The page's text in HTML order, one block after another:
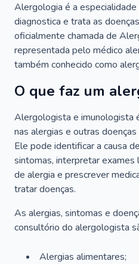
Alergologia é a especialidade
diagnostica e trata as
oficialmente chamada de
representada pelo médico
também conhecido como
O que faz um
Alergologista e imunologista
nas alergias e outras
Ele pode identificar a causa
sintomas, interpretar
de alergia e prescrever
tratar doenças.
As alergias, sintomas e
consultório do alergologista
Alergias alimentares;